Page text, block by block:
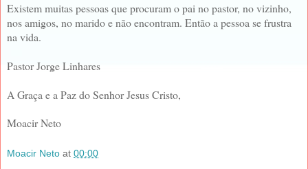
Existem muitas pessoas que procuram o pai no pastor, no vizinho,
nos amigos, no marido e não encontram. Então a pessoa se frustra
na vida.
Pastor Jorge Linhares
A Graça e a Paz do Senhor Jesus Cristo,
Moacir Neto
Moacir Neto at 00:00